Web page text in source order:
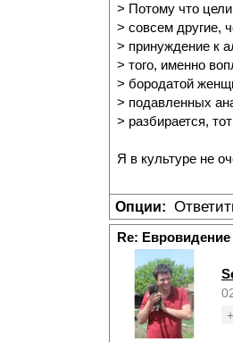
> Потому что
> совсем другие,
> принуждение к
> того, именно
> бородатой
> подавленных
> разбирается,
Я в культуре не
Опции:
Re: Евровидение
+